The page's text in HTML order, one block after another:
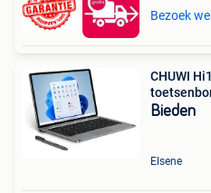
Bezoek
CHUWI
Bieden
Elsene